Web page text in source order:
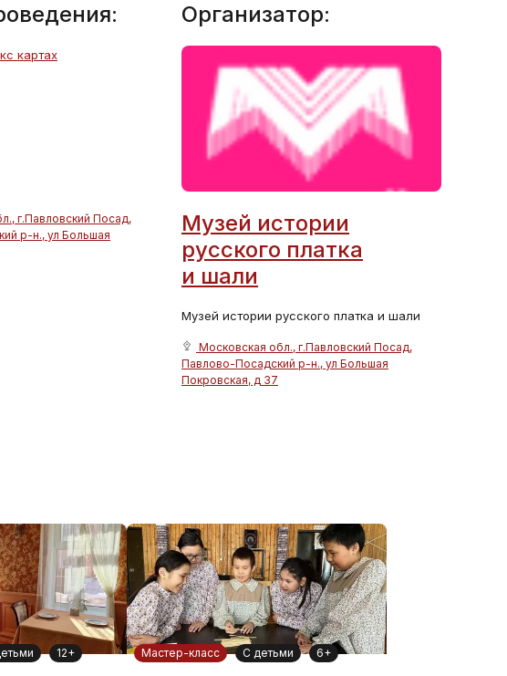
г.Павловский Посад,
р-н., ул Большая
Организатор:
Музей истории
русского платка
и шали
Музей истории русского платка и шали
Московская обл., г.Павловский Посад,
Павлово-Посадский р-н., ул Большая
Покровская, д 37
12+ Мастер-класс С детьми 6+